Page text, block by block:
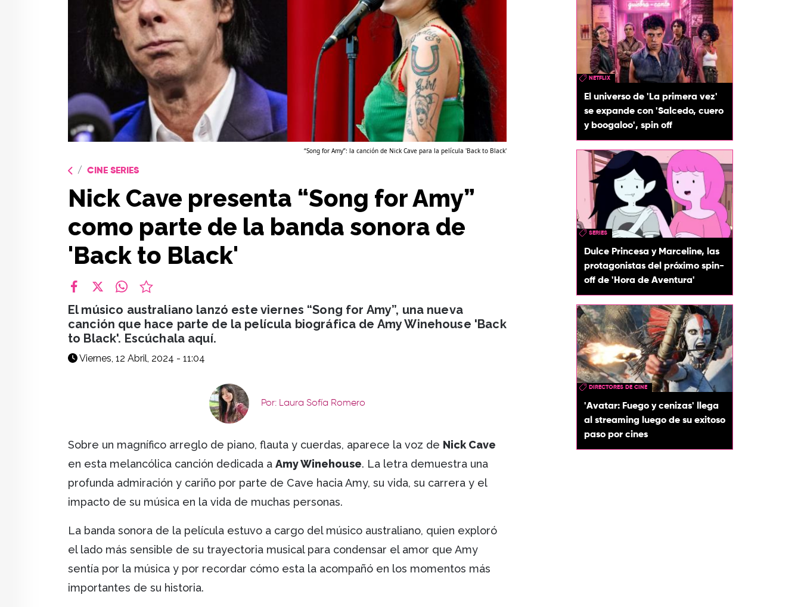
“Song for Amy”: la canción de Nick Cave para la película 'Back to Black'
CINE SERIES
Nick Cave presenta “Song for Amy”
como parte de la banda sonora de
'Back to Black'
El músico australiano lanzó este viernes “Song for Amy”, una nueva
canción que hace parte de la película biográfica de Amy Winehouse 'Back
to Black'. Escúchala aquí.
Viernes, 12 Abril, 2024 - 11:04
Por: Laura Sofía Romero
Sobre un magnífico arreglo de piano, flauta y cuerdas, aparece la voz de Nick Cave
en esta melancólica canción dedicada a Amy Winehouse. La letra demuestra una
profunda admiración y cariño por parte de Cave hacia Amy, su vida, su carrera y el
impacto de su música en la vida de muchas personas.
La banda sonora de la película estuvo a cargo del músico australiano, quien exploró
el lado más sensible de su trayectoria musical para condensar el amor que Amy
sentía por la música y por recordar cómo esta la acompañó en los momentos más
importantes de su historia.
NETFLIX
El universo de 'La primera vez'
se expande con 'Salcedo, cuero
y boogaloo', spin off
SERIES
Dulce Princesa y Marceline, las
protagonistas del próximo spin-
off de 'Hora de Aventura'
DIRECTORES DE CINE
'Avatar: Fuego y cenizas' llega
al streaming luego de su exitoso
paso por cines